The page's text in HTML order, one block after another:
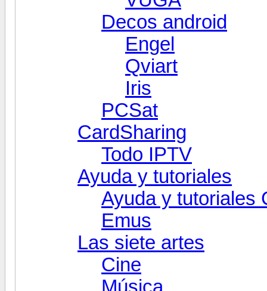
Decos android
Engel
Qviart
Iris
PCSat
CardSharing
Todo IPTV
Ayuda y tutoriales
Ayuda y tutoriales
Emus
Las siete artes
Cine
Música